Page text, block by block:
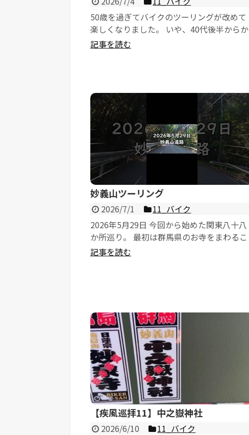
50歳を過ぎてバイクのツーリングが改めて
楽しくなりました。 いや、40代後半からか
な。 ホームページやyoutubeを見...
記事を読む
妙義山ツーリング
2026/7/1
11_バイク
2026年5月29日 今回から始めた関東八十八
か所巡り。 最初は群馬県のお寺をまわるこ
ともあり、せっかくなのでお城やラーメン屋
記事を読む
【疾風巡拝11】中之嶽神社
2026/6/10
11_バイク